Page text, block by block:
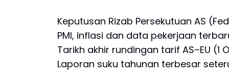
Keputusan Rizab Persekutuan AS
PMI, inflasi dan data pekerjaan
Tarikh akhir rundingan tarif AS–EU (1
Laporan suku tahunan terbesar